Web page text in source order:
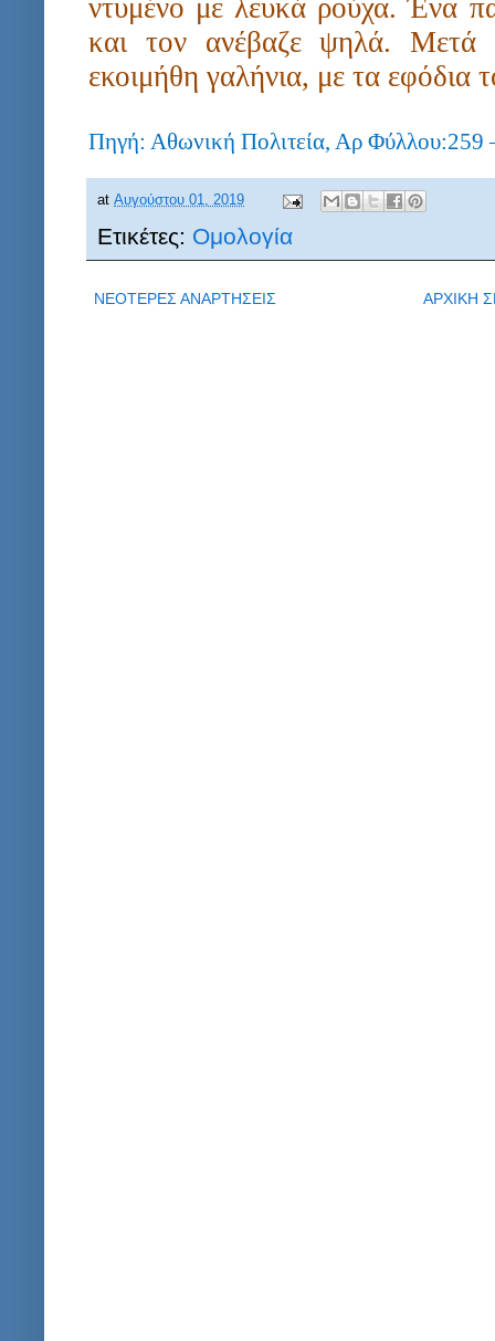
ντυμένο με λευκά ρούχα. Ένα
και τον ανέβαζε ψηλά.
εκοιμήθη γαλήνια, με τα
Πηγή: Αθωνική Πολιτεία, Αρ
at Αυγούστου 01, 2019
Ετικέτες: Ομολογία
ΝΕΟΤΕΡΕΣ ΑΝΑΡΤΗΣΕΙΣ ΑΡΧΙΚΗ